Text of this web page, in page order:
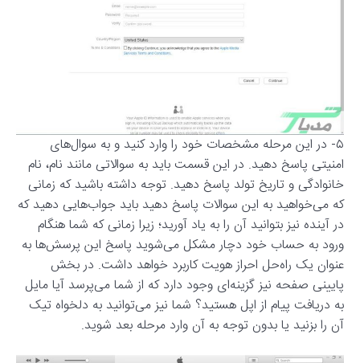
۵- در این مرحله مشخصات خود را وارد کنید و به سوال‌های
امنیتی پاسخ دهید. در این قسمت باید به سوالاتی مانند نام، نام
خانوادگی و تاریخ تولد پاسخ دهید. توجه داشته باشید که زمانی
که می‌خواهید به این سوالات پاسخ دهید باید جواب‌هایی دهید که
در آینده نیز بتوانید آن را به یاد آورید؛ زیرا زمانی که شما هنگام
ورود به حساب خود دچار مشکل می‌شوید پاسخ این پرسش‌ها به
عنوان یک راه‌حل احراز هویت کاربرد خواهد داشت. در بخش
پایینی صفحه نیز گزینه‌ای وجود دارد که از شما می‌پرسد آیا مایل
به دریافت پیام از اپل هستید؟ شما نیز می‌توانید به دلخواه تیک
آن را بزنید یا بدون توجه به آن وارد مرحله بعد شوید.